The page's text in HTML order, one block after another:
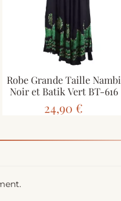
Robe Grande Taille Nambi
Noir et Batik Vert BT-616
24,90 €